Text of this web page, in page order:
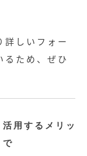
詳しいフォー
るため、ぜひ
用するメリッ
で